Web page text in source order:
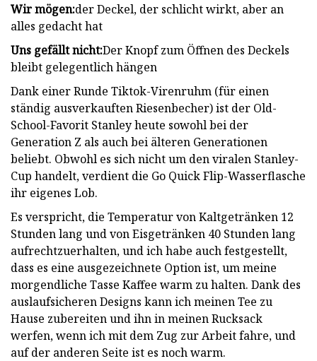
Wir mögen:der Deckel, der schlicht wirkt, aber an
alles gedacht hat
Uns gefällt nicht:Der Knopf zum Öffnen des Deckels
bleibt gelegentlich hängen
Dank einer Runde Tiktok-Virenruhm (für einen
ständig ausverkauften Riesenbecher) ist der Old-
School-Favorit Stanley heute sowohl bei der
Generation Z als auch bei älteren Generationen
beliebt. Obwohl es sich nicht um den viralen Stanley-
Cup handelt, verdient die Go Quick Flip-Wasserflasche
ihr eigenes Lob.
Es verspricht, die Temperatur von Kaltgetränken 12
Stunden lang und von Eisgetränken 40 Stunden lang
aufrechtzuerhalten, und ich habe auch festgestellt,
dass es eine ausgezeichnete Option ist, um meine
morgendliche Tasse Kaffee warm zu halten. Dank des
auslaufsicheren Designs kann ich meinen Tee zu
Hause zubereiten und ihn in meinen Rucksack
werfen, wenn ich mit dem Zug zur Arbeit fahre, und
auf der anderen Seite ist es noch warm.